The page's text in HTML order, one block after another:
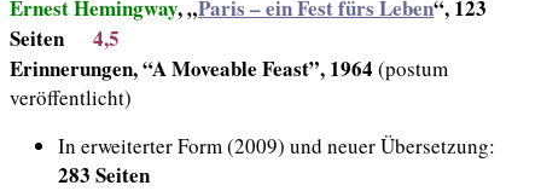
Ernest Hemingway, „Paris – ein Fest fürs Leben“, 123
Seiten 4,5
Erinnerungen, “A Moveable Feast”, 1964 (postum
veröffentlicht)
In erweiterter Form (2009) und neuer Übersetzung:
283 Seiten